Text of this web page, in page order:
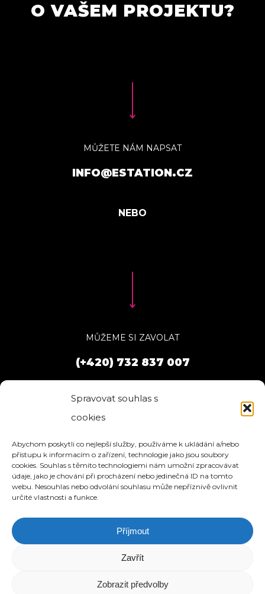
Spravovat souhlas s
cookies
Abychom poskytli co nejlepší služby, používáme k ukládání a/nebo
přístupu k informacím o zařízení, technologie jako jsou soubory
cookies. Souhlas s těmito technologiemi nám umožní zpracovávat
údaje, jako je chování při procházení nebo jedinečná ID na tomto
webu. Nesouhlas nebo odvolání souhlasu může nepříznivě ovlivnit
určité vlastnosti a funkce.
Příjmout
Zavřít
Zobrazit předvolby
O VAŠEM PROJEKTU?
MŮŽETE NÁM NAPSAT
INFO@ESTATION.CZ
MŮŽEME SI ZAVOLAT
(+420) 732 837 007
O NÁS
BLOG NÁVODY
© 2026 eStation.cz | Tvorba www stránek.